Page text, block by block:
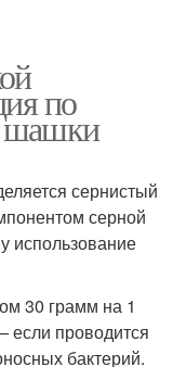
по
шашки
сернистый
серной
использование
30 грамм на 1
если проводится
бактерий.